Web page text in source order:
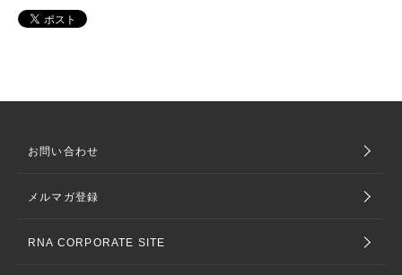
お問い合わせ
メルマガ登録
RNA CORPORATE SITE